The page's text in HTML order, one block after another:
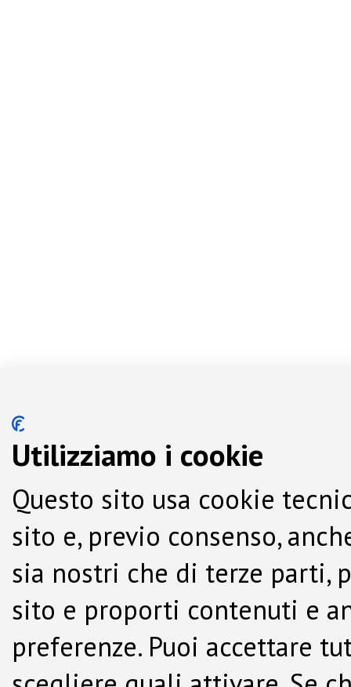
Utilizziamo i cookie
Questo sito usa cookie
sito e, previo consenso,
sia nostri che di terze parti,
sito e proporti contenuti e
preferenze. Puoi accettare